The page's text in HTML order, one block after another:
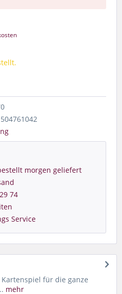
morgen geliefert
74
Service
für die ganze
mehr